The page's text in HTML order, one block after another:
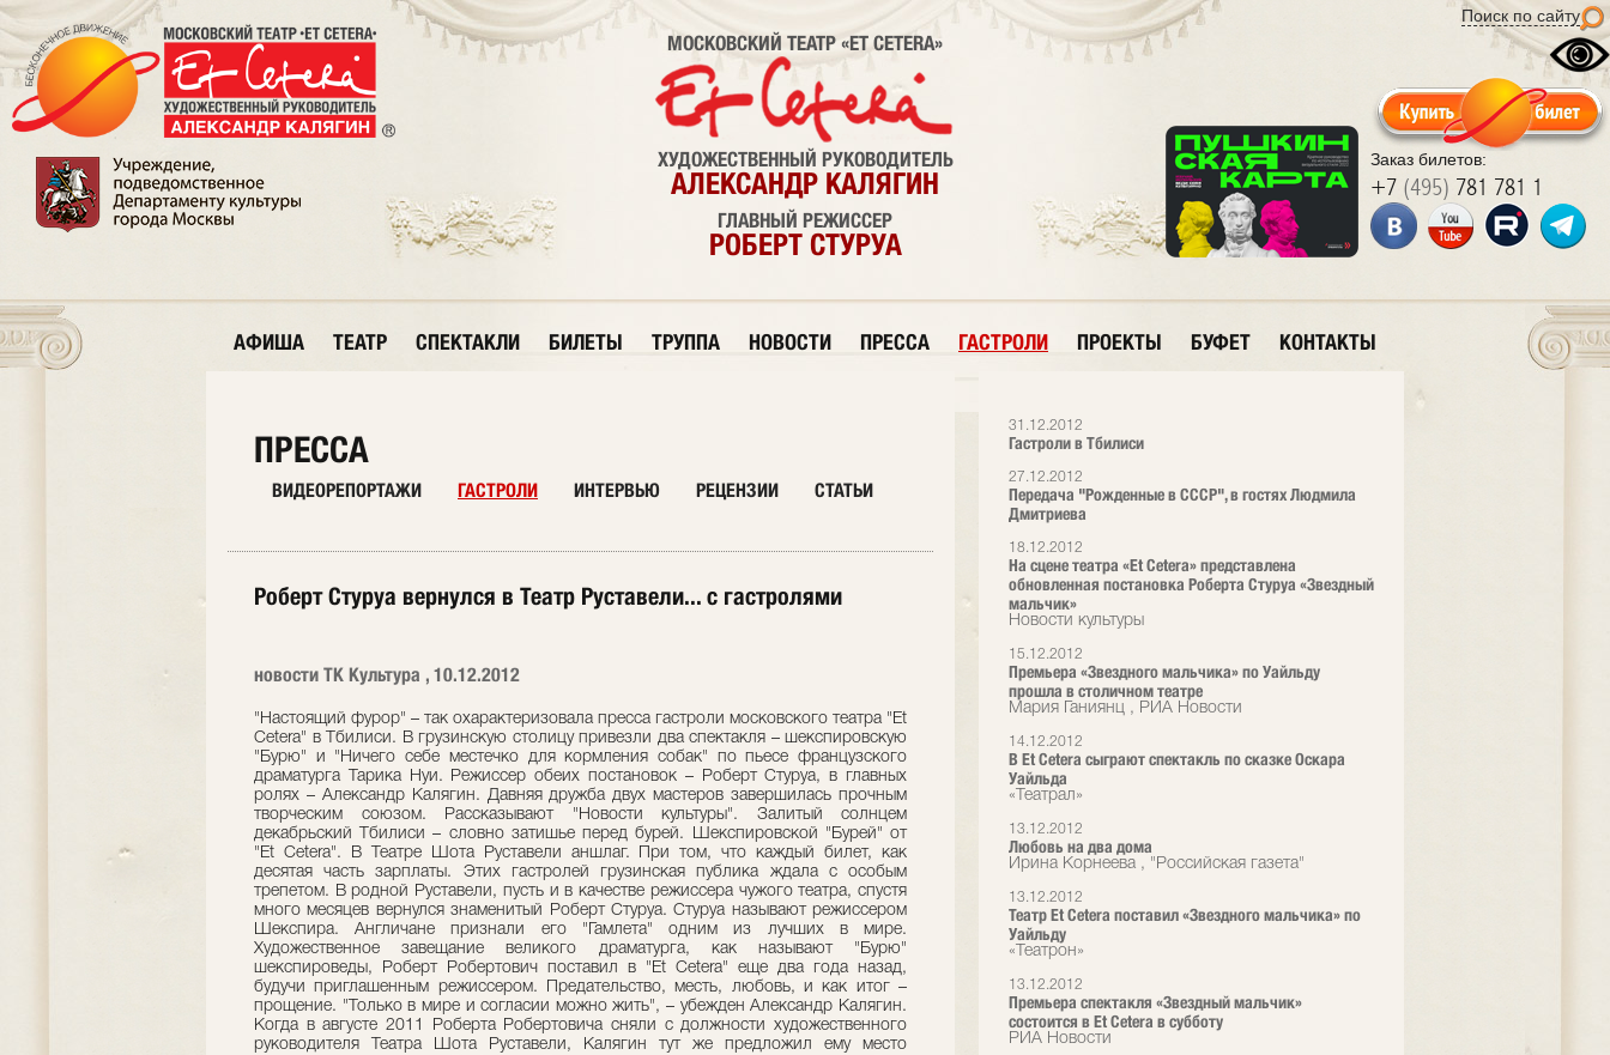
Поиск по сайту
Заказ билетов:
+7 (495) 781 781 1
МОСКОВСКИЙ ТЕАТР «ET CETERA»
ХУДОЖЕСТВЕННЫЙ РУКОВОДИТЕЛЬ
АЛЕКСАНДР КАЛЯГИН
ГЛАВНЫЙ РЕЖИССЕР
РОБЕРТ СТУРУА
АФИША ТЕАТР СПЕКТАКЛИ БИЛЕТЫ ТРУППА НОВОСТИ ПРЕССА ГАСТРОЛИ ПРОЕКТЫ БУФЕТ КОНТАКТЫ
31.12.2012
Гастроли в Тбилиси
27.12.2012
Передача "Рожденные в СССР", в гостях Людмила
Дмитриева
18.12.2012
На сцене театра «Et Cetera» представлена
обновленная постановка Роберта Стуруа «Звездный
мальчик»
Новости культуры
15.12.2012
Премьера «Звездного мальчика» по Уайльду
прошла в столичном театре
Мария Ганиянц , РИА Новости
14.12.2012
В Et Cetera сыграют спектакль по сказке Оскара
Уайльда
«Театрал»
13.12.2012
Любовь на два дома
Ирина Корнеева , "Российская газета"
13.12.2012
Театр Et Cetera поставил «Звездного мальчика» по
Уайльду
«Театрон»
13.12.2012
Премьера спектакля «Звездный мальчик»
состоится в Et Cetera в субботу
РИА Новости
ПРЕССА
ВИДЕОРЕПОРТАЖИ ГАСТРОЛИ ИНТЕРВЬЮ РЕЦЕНЗИИ СТАТЬИ
Роберт Стуруа вернулся в Театр Руставели... с гастролями
новости ТК Культура , 10.12.2012
"Настоящий фурор" – так охарактеризовала пресса гастроли московского театра "Еt
Cetera" в Тбилиси. В грузинскую столицу привезли два спектакля – шекспировскую
"Бурю" и "Ничего себе местечко для кормления собак" по пьесе французского
драматурга Тарика Нуи. Режиссер обеих постановок – Роберт Стуруа, в главных
ролях – Александр Калягин. Давняя дружба двух мастеров завершилась прочным
творческим союзом. Рассказывают "Новости культуры". Залитый солнцем
декабрьский Тбилиси – словно затишье перед бурей. Шекспировской "Бурей" от
"Еt Cetera". В Театре Шота Руставели аншлаг. При том, что каждый билет, как
десятая часть зарплаты. Этих гастролей грузинская публика ждала с особым
трепетом. В родной Руставели, пусть и в качестве режиссера чужого театра, спустя
много месяцев вернулся знаменитый Роберт Стуруа. Стуруа называют режиссером
Шекспира. Англичане признали его "Гамлета" одним из лучших в мире.
Художественное завещание великого драматурга, как называют "Бурю"
шекспироведы, Роберт Робертович поставил в "Еt Cetera" еще два года назад,
будучи приглашенным режиссером. Предательство, месть, любовь, и как итог –
прощение. "Только в мире и согласии можно жить", – убежден Александр Калягин.
Когда в августе 2011 Роберта Робертовича сняли с должности художественного
руководителя Театра Шота Руставели, Калягин тут же предложил ему место